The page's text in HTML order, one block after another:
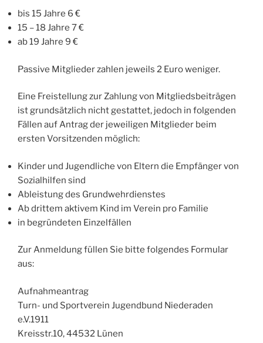
bis 15 Jahre 6 €
15 – 18 Jahre 7 €
ab 19 Jahre 9 €
Passive Mitglieder zahlen jeweils 2 Euro weniger.
Eine Freistellung zur Zahlung von Mitgliedsbeiträgen
ist grundsätzlich nicht gestattet, jedoch in folgenden
Fällen auf Antrag der jeweiligen Mitglieder beim
ersten Vorsitzenden möglich:
Kinder und Jugendliche von Eltern die Empfänger von
Sozialhilfen sind
Ableistung des Grundwehrdienstes
Ab drittem aktivem Kind im Verein pro Familie
in begründeten Einzelfällen
Zur Anmeldung füllen Sie bitte folgendes Formular
aus:
Aufnahmeantrag
Turn- und Sportverein Jugendbund Niederaden
e.V.1911
Kreisstr.10, 44532 Lünen